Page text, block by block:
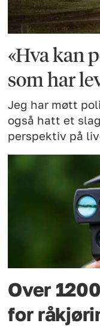
«Hva kan
som har
Jeg har møtt
også hatt et
perspektiv på
Over
for